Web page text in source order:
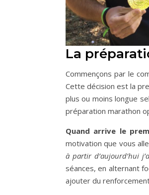
La
Commençons par le
Cette décision est la
plus ou moins longue
préparation marathon
Quand arrive le
motivation que vous
à partir d’aujourd’hui
séances, en alternant
ajouter du